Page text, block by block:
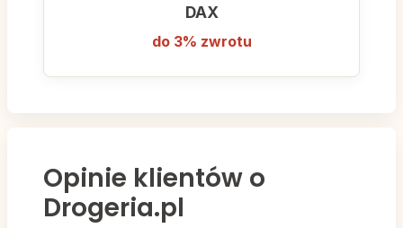
DAX
do 3% zwrotu
Opinie klientów o
Drogeria.pl